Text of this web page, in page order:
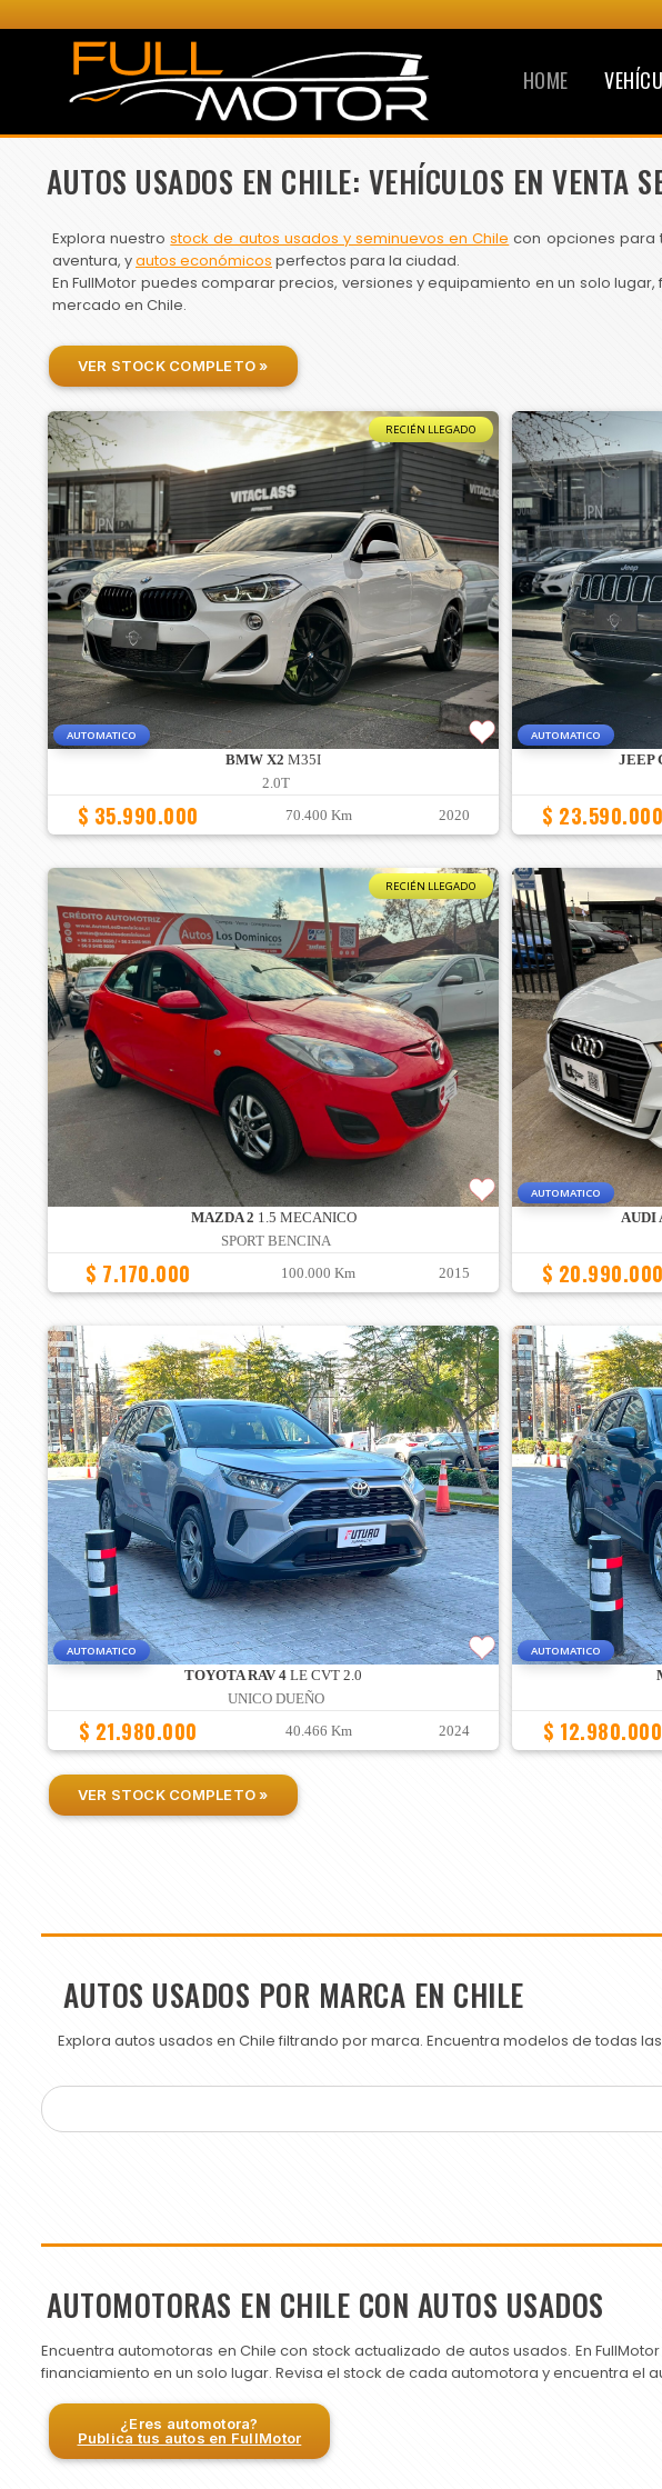
HOME
AUTOS USADOS EN CHILE: VEHÍCULOS EN VENTA
Explora nuestrostock de autos usados y seminuevos en Chile con opciones para
aventura, yautos económicos perfectos para la ciudad.
En FullMotor puedes comparar precios, versiones y equipamiento en un solo
mercado en Chile.
VER STOCK COMPLETO »
RECIÉN LLEGADO
AUTOMATICO
BMW X2 M35I
2.0T
$ 35.990.000 70.400 Km 2020
AUTOMATICO
JEEP
$ 23.590.000
RECIÉN LLEGADO
MAZDA 2 1.5 MECANICO
SPORT BENCINA
$ 7.170.000 100.000 Km 2015
AUTOMATICO
AUDI
$ 20.990.000
AUTOMATICO
TOYOTA RAV 4 LE CVT 2.0
UNICO DUEÑO
$ 21.980.000 40.466 Km 2024
AUTOMATICO
$ 12.980.000
VER STOCK COMPLETO »
AUTOS USADOS POR MARCA EN CHILE
Explora autos usados en Chile filtrando por marca. Encuentra modelos de todas
AUTOMOTORAS EN CHILE CON AUTOS USADOS
Encuentra automotoras en Chile con stock actualizado de autos usados. En
financiamiento en un solo lugar. Revisa el stock de cada automotora y encuentra el
¿Eres automotora?
Publica tus autos en FullMotor